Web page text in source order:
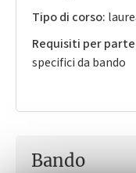
Tipo di corso:
Requisiti per
specifici da bando
Bando